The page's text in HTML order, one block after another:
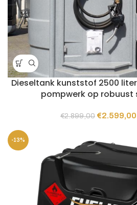
Dieseltank kunststof 2500
pompwerk op robuust
€2.899,00
€2.899,00.
€2.599,00
-13%